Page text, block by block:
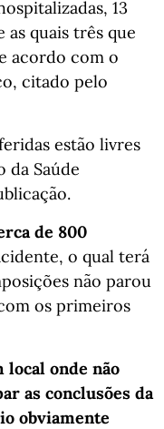
13
quais três que
acordo com o
citado pelo
estão livres
Saúde
de 800
o qual terá
não parou
os primeiros
local onde não
as conclusões da
obviamente